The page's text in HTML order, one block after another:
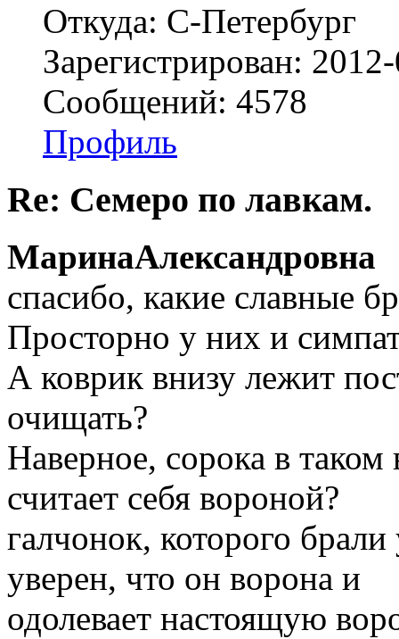
Откуда: С-Петербург
Зарегистрирован:
Сообщений: 4578
Профиль
Re: Семеро по лавкам.
МаринаАлександровна
спасибо, какие славные
Просторно у них и
А коврик внизу лежит
очищать?
Наверное, сорока в
считает себя вороной?
галчонок, которого
уверен, что он ворона и
одолевает настоящую